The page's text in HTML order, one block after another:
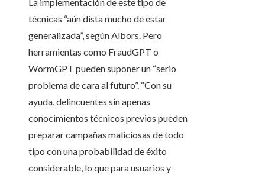
La implementación de este tipo de
técnicas “aún dista mucho de estar
generalizada”, según Albors. Pero
herramientas como FraudGPT o
WormGPT pueden suponer un “serio
problema de cara al futuro”. “Con su
ayuda, delincuentes sin apenas
conocimientos técnicos previos pueden
preparar campañas maliciosas de todo
tipo con una probabilidad de éxito
considerable, lo que para usuarios y